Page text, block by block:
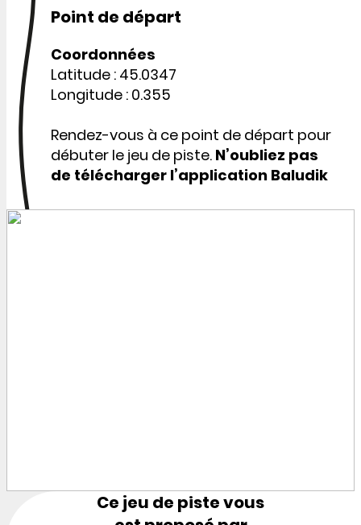
Point de départ
Coordonnées
Latitude : 45.0347
Longitude : 0.355
Rendez-vous à ce point de départ pour
débuter le jeu de piste. N’oubliez pas
de télécharger l’application Baludik
Ce jeu de piste vous